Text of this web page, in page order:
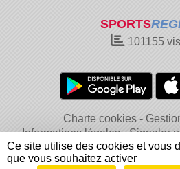
SPORTS
101155
Charte cookies
Informations légales
Signaler
Ce site utilise des cookies et vous
que vous souhaitez activer